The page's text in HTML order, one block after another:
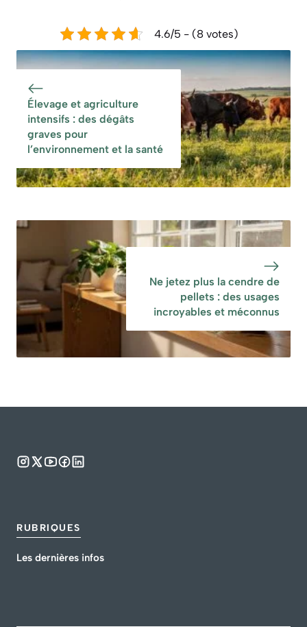
4.6/5 - (8 votes)
Élevage et agriculture
intensifs : des dégâts
graves pour
l’environnement et la santé
Ne jetez plus la cendre de
pellets : des usages
incroyables et méconnus
RUBRIQUES
Les dernières infos